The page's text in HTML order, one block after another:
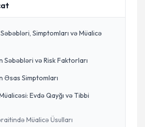
Simptomları və Müalicə
Səbəbləri və Risk Faktorları
Əsas Simptomları
Evdə Qayğı və Tibbi
Müalicə Üsulları